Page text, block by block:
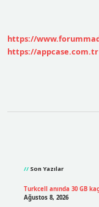
https://
https://appcase.com.tr
Son Yazılar
Turkcell anında 30 GB
Ağustos 8, 2026